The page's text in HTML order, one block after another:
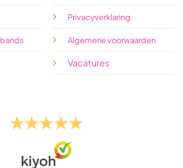
Privacyverklaring
Algemene voorwaarden
Vacatures